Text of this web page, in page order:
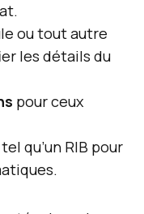
ou tout autre
les détails du
pour ceux
qu’un RIB pour